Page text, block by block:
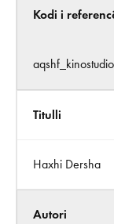
Kodi i
Titulli
Haxhi Dersha
Autori